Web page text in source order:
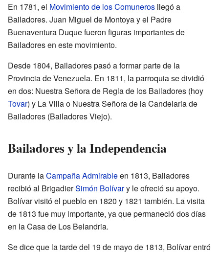
En 1781, el Movimiento de los Comuneros llegó a
Bailadores. Juan Miguel de Montoya y el Padre
Buenaventura Duque fueron figuras importantes de
Bailadores en este movimiento.
Desde 1804, Bailadores pasó a formar parte de la
Provincia de Venezuela. En 1811, la parroquia se dividió
en dos: Nuestra Señora de Regla de los Bailadores (hoy
Tovar) y La Villa o Nuestra Señora de la Candelaria de
Bailadores (Bailadores Viejo).
Bailadores y la Independencia
Durante laCampaña Admirableen 1813, Bailadores
recibió al BrigadierSimón Bolívary le ofreció su apoyo.
Bolívar visitó el pueblo en 1820 y 1821 también. La visita
de 1813 fue muy importante, ya que permaneció dos días
en la Casa de Los Belandria.
Se dice que la tarde del 19 de mayo de 1813, Bolívar entró